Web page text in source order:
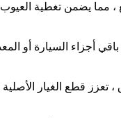
، مما يضمن تغطية
باقي أجزاء السيارة أو
تعزز قطع الغيار